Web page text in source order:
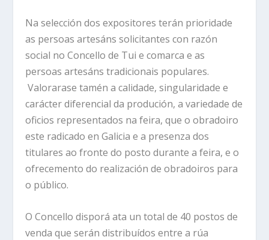
Na selección dos expositores terán prioridade
as persoas artesáns solicitantes con razón
social no Concello de Tui e comarca e as
persoas artesáns tradicionais populares.
Valorarase tamén a calidade, singularidade e
carácter diferencial da produción, a variedade de
oficios representados na feira, que o obradoiro
este radicado en Galicia e a presenza dos
titulares ao fronte do posto durante a feira, e o
ofrecemento do realización de obradoiros para
o público.
O Concello disporá ata un total de 40 postos de
venda que serán distribuídos entre a rúa